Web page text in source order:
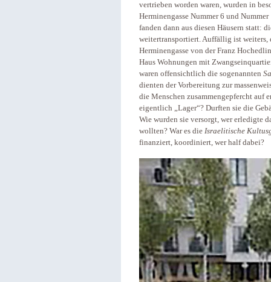
vertrieben worden waren, wurden in
Herminengasse Nummer 6 und
fanden dann aus diesen Häusern statt:
weitertransportiert. Auffällig ist weiters,
Herminengasse von der Franz
Haus Wohnungen mit
waren offensichtlich die sogenannten
dienten der Vorbereitung zur
die Menschen zusammengepfercht auf
eigentlich „Lager“? Durften sie die
Wie wurden sie versorgt, wer erledigte
wollten? War es die Israelitische
finanziert, koordiniert, wer half dabei?